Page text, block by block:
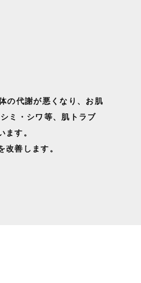
の代謝が悪くなり、お肌
ミ・シワ等、肌トラブ
す。
善します。